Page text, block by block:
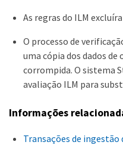
As regras do ILM
O processo de
uma cópia dos dados
corrompida. O sistema
avaliação ILM para
Informações
Transações de ingestão